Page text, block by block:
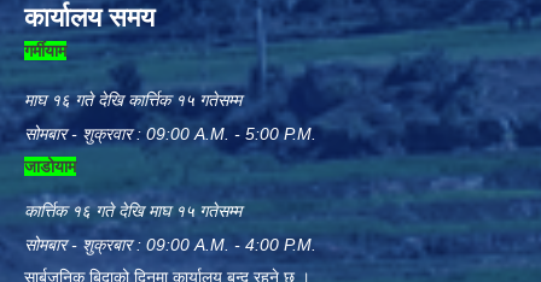
कार्यालय समय
गर्मीयाम
माघ १६ गते देखि कार्त्तिक १५ गतेसम्म
सोमबार - शुक्रवार : 09:00 A.M. - 5:00 P.M.
जाडोयाम
कार्त्तिक १६ गते देखि माघ १५ गतेसम्म
सोमबार - शुक्रबार : 09:00 A.M. - 4:00 P.M.
सार्बजनिक बिदाको दिनमा कार्यालय बन्द रहने छ ।